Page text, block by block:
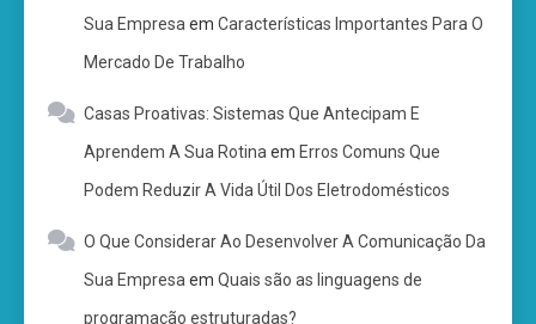
Sua Empresaem Características Importantes Para O
Mercado De Trabalho
Casas Proativas: Sistemas Que Antecipam E
Aprendem A Sua Rotinaem Erros Comuns Que
Podem Reduzir A Vida Útil Dos Eletrodomésticos
O Que Considerar Ao Desenvolver A Comunicação Da
Sua Empresaem Quais são as linguagens de
programação estruturadas?